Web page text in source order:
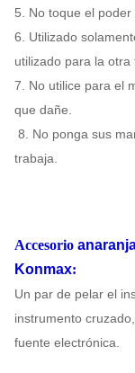
5. No toque el poder
6. Utilizado
utilizado para la otra
7. No utilice para el
que dañe.
8. No ponga sus
trabaja.
Accesorio
Konmax:
Un par de pelar el
instrumento
fuente electrónica.